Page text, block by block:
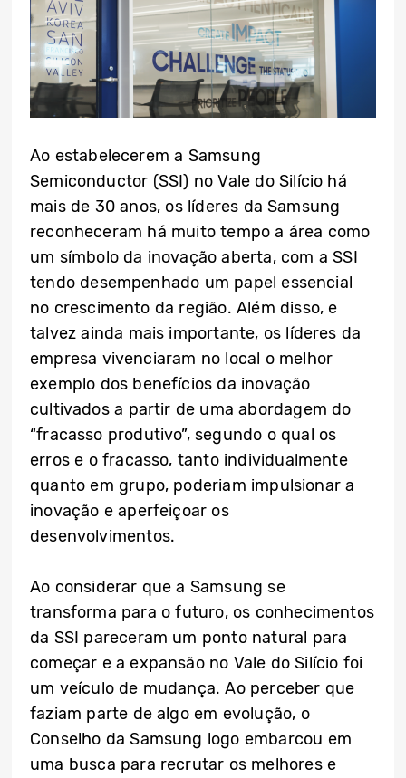
Ao estabelecerem a Samsung
Semiconductor (SSI) no Vale do Silício há
mais de 30 anos, os líderes da Samsung
reconheceram há muito tempo a área como
um símbolo da inovação aberta, com a SSI
tendo desempenhado um papel essencial
no crescimento da região. Além disso, e
talvez ainda mais importante, os líderes da
empresa vivenciaram no local o melhor
exemplo dos benefícios da inovação
cultivados a partir de uma abordagem do
“fracasso produtivo”, segundo o qual os
erros e o fracasso, tanto individualmente
quanto em grupo, poderiam impulsionar a
inovação e aperfeiçoar os
desenvolvimentos.
Ao considerar que a Samsung se
transforma para o futuro, os conhecimentos
da SSI pareceram um ponto natural para
começar e a expansão no Vale do Silício foi
um veículo de mudança. Ao perceber que
faziam parte de algo em evolução, o
Conselho da Samsung logo embarcou em
uma busca para recrutar os melhores e